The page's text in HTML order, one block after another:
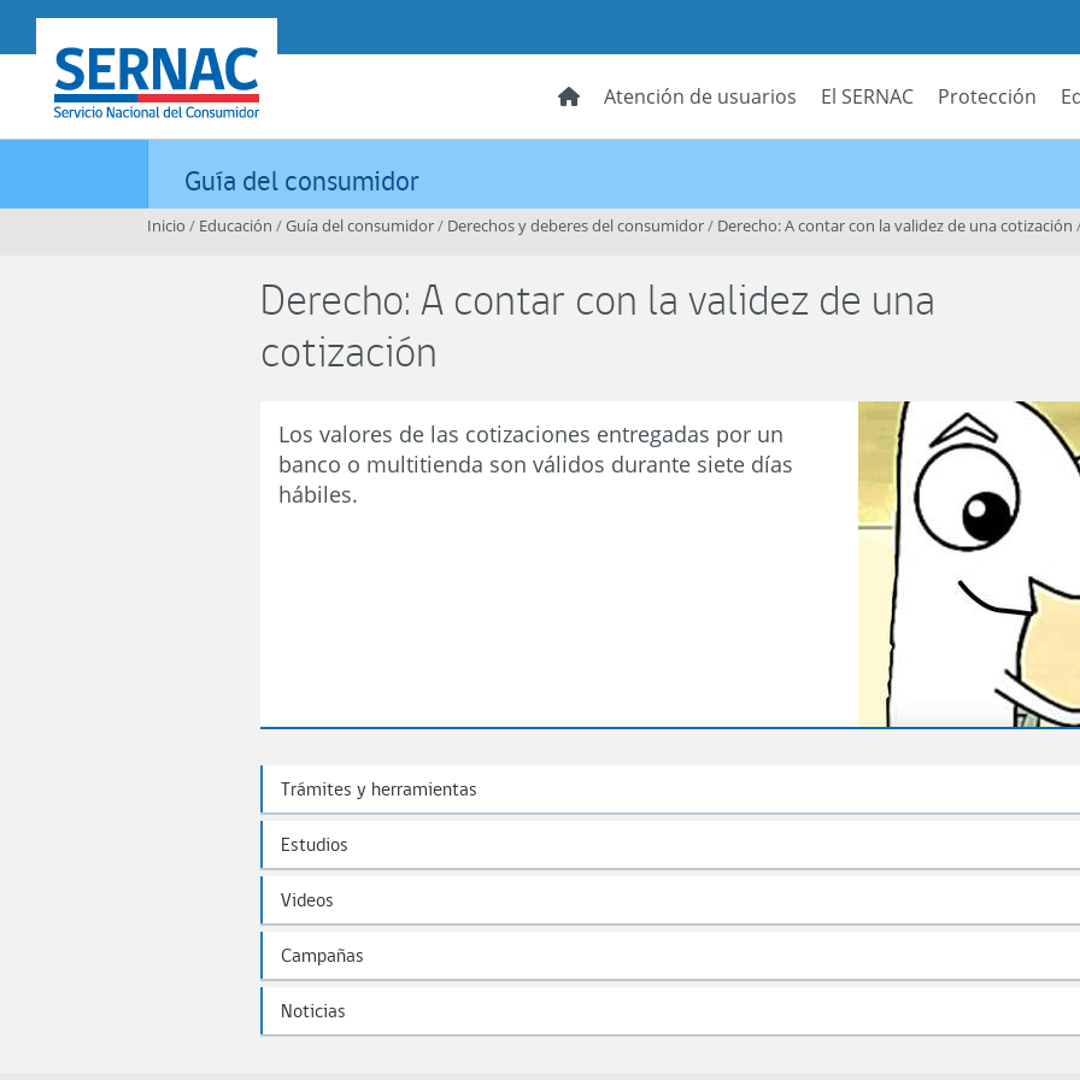
SERNAC
Atención de usuarios El SERNAC Protección
Guía del consumidor
Inicio / Educación /Guía del consumidor/ Derechos y deberes del consumidor/ Derecho: A contar con la validez de una cotización
Derecho: A contar con la validez de una
cotización
Los valores de las cotizaciones entregadas por un
banco o multitienda son válidos durante siete días
hábiles.
Trámites y herramientas
Estudios
Videos
Campañas
Noticias